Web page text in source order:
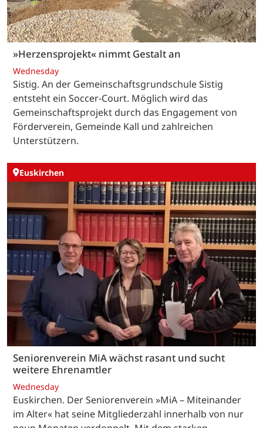
»Herzensprojekt« nimmt Gestalt an
Wednesday
Sistig. An der Gemeinschaftsgrundschule Sistig
entsteht ein Soccer-Court. Möglich wird das
Gemeinschaftsprojekt durch das Engagement von
Förderverein, Gemeinde Kall und zahlreichen
Unterstützern.
Euskirchen
Seniorenverein MiA wächst rasant und sucht
weitere Ehrenamtler
Wednesday
Euskirchen. Der Seniorenverein »MiA – Miteinander
im Alter« hat seine Mitgliederzahl innerhalb von nur